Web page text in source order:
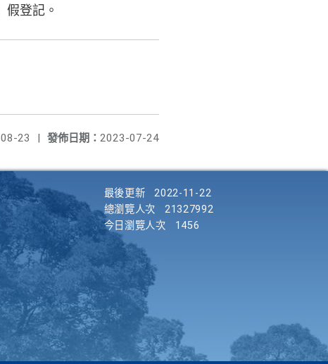
登記。
發佈日期： 2023-07-24
23 |
最後更新
2022-11-22
總瀏覽人次
21327992
今日瀏覽人次
1456